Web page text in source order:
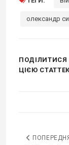
олександр
ПОДІЛИТИСЯ
ЦІЄЮ